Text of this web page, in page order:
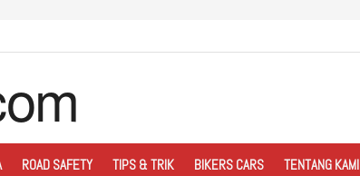
ROAD SAFETY TIPS & TRIK BIKERS CARS TENTANG KAMI